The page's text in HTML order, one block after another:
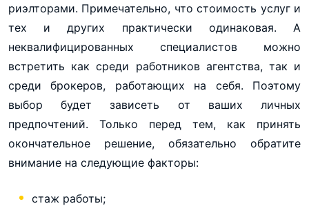
риэлторами. Примечательно, что стоимость услуг и
тех и других практически одинаковая. А
неквалифицированных специалистов можно
встретить как среди работников агентства, так и
среди брокеров, работающих на себя. Поэтому
выбор будет зависеть от ваших личных
предпочтений. Только перед тем, как принять
окончательное решение, обязательно обратите
внимание на следующие факторы:
стаж работы;